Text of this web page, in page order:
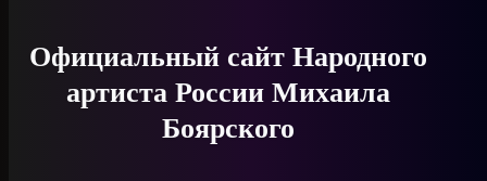
Официальный сайт Народного
артиста России Михаила
Боярского